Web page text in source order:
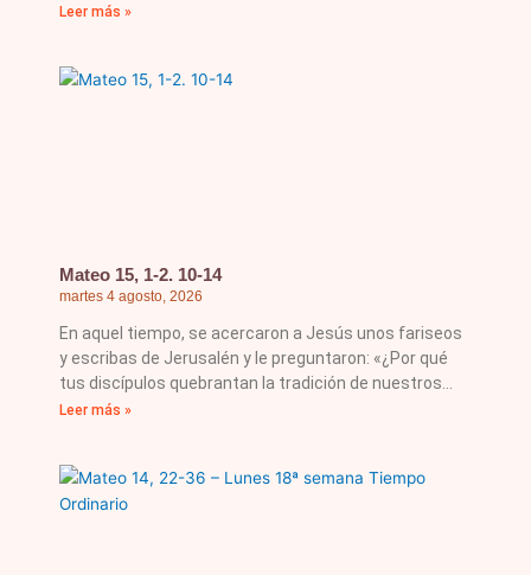
Leer más »
Mateo 15, 1-2. 10-14
martes 4 agosto, 2026
En aquel tiempo, se acercaron a Jesús unos fariseos
y escribas de Jerusalén y le preguntaron: «¿Por qué
tus discípulos quebrantan la tradición de nuestros
Leer más »